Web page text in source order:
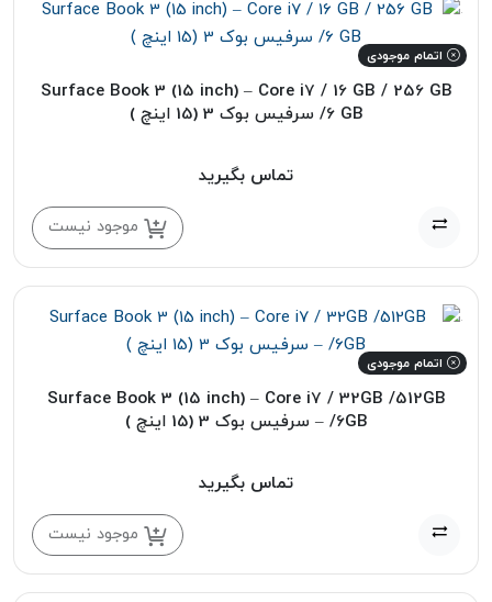
اتمام موجودی
Surface Book 3 (15 inch) – Core i7 / 16 GB / 256 GB
/6 GB سرفیس بوک 3 (15 اینچ )
تماس بگیرید
موجود نیست
اتمام موجودی
Surface Book 3 (15 inch) – Core i7 / 32GB /512GB
/6GB – سرفیس بوک 3 (15 اینچ )
تماس بگیرید
موجود نیست